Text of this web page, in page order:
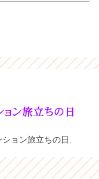
ョン旅立ちの日.